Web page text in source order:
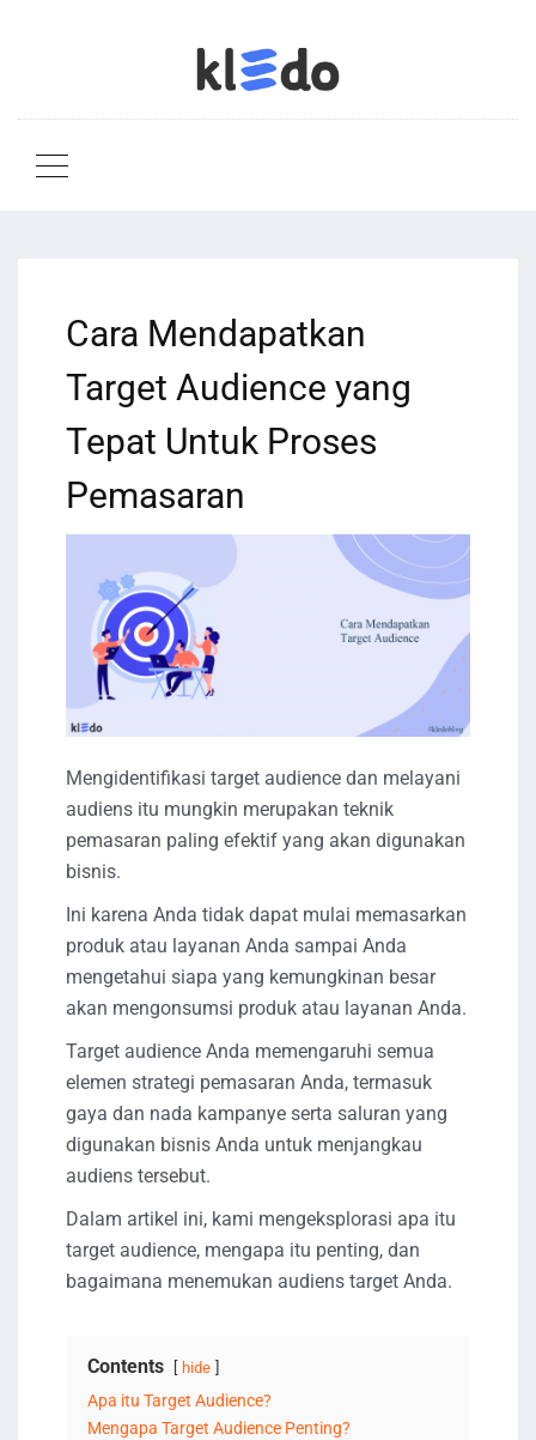
Cara Mendapatkan
Target Audience yang
Tepat Untuk Proses
Pemasaran
Mengidentifikasi target audience dan melayani
audiens itu mungkin merupakan teknik
pemasaran paling efektif yang akan digunakan
bisnis.
Ini karena Anda tidak dapat mulai memasarkan
produk atau layanan Anda sampai Anda
mengetahui siapa yang kemungkinan besar
akan mengonsumsi produk atau layanan Anda.
Target audience Anda memengaruhi semua
elemen strategi pemasaran Anda, termasuk
gaya dan nada kampanye serta saluran yang
digunakan bisnis Anda untuk menjangkau
audiens tersebut.
Dalam artikel ini, kami mengeksplorasi apa itu
target audience, mengapa itu penting, dan
bagaimana menemukan audiens target Anda.
Contents hide
Apa itu Target Audience?
Mengapa Target Audience Penting?